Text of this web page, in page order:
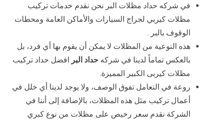
في شركه حداد مظلات البر نحن نقدم خدمات تركيب
مظلات كيربي لجراج السيارات والأماكن العامة ومحطات
الوقوف بالبر .
هذه النوعية من المظلات لا يمكن أن يقوم بها أي فرد، بل
بالعكس تماماً لدينا في شركه حداد البر افضل حداد تركيب
مظلات كيربى الكبير المميزة.
روعة في التعامل تفوق الوصف، ولا يوجد لدينا أي خلل في
أعمال تركيب مثل هذه المظلات، بالإضافة إلى أننا في
الشركة نقدم سعر رخيص على مظلات من نوع كبري